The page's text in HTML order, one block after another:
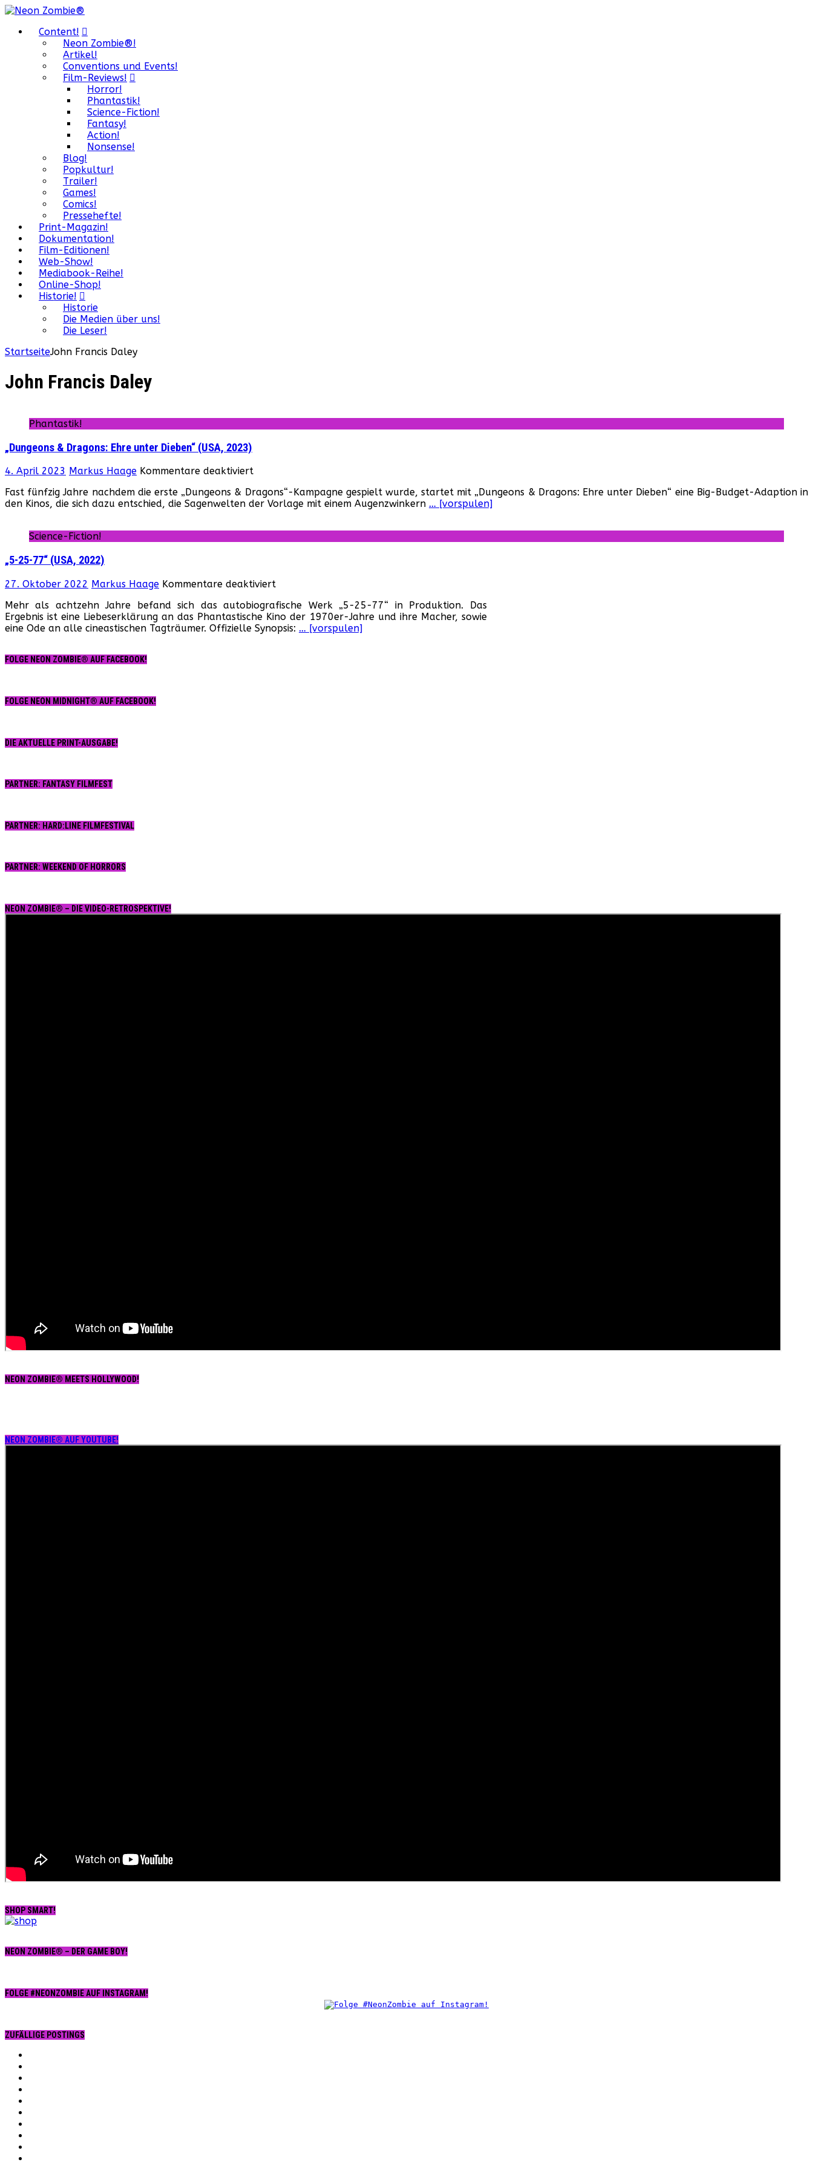
Content!
Neon Zombie®!
Artikel!
Conventions und Events!
Film-Reviews!
Horror!
Phantastik!
Science-Fiction!
Fantasy!
Action!
Nonsense!
Blog!
Popkultur!
Trailer!
Games!
Comics!
Pressehefte!
Print-Magazin!
Dokumentation!
Film-Editionen!
Web-Show!
Mediabook-Reihe!
Online-Shop!
Historie!
Historie
Die Medien über uns!
Die Leser!
StartseiteJohn Francis Daley
John Francis Daley
Phantastik!
„Dungeons & Dragons: Ehre unter Dieben“ (USA, 2023)
4. April 2023 Markus Haage Kommentare deaktiviertfür
&
Dragons:
unter
Dieben“
Fast fünfzig Jahre nachdem die erste „Dungeons & Dragons“-Kampagne gespielt wurde, startet mit „Dungeons & Dragons: Ehre unter Dieben“ eine Big-Budget-Adaption in
den Kinos, die sich dazu entschied, die Sagenwelten der Vorlage mit einem Augenzwinkern … [vorspulen]
Science-Fiction!
„5-25-77“ (USA, 2022)
27. Oktober 2022 Markus Haage Kommentare deaktiviert
25-
77“
(USA,
Mehr als achtzehn Jahre befand sich das autobiografische Werk „5-25-77“ in Produktion. Das
Ergebnis ist eine Liebeserklärung an das Phantastische Kino der 1970er-Jahre und ihre Macher, sowie
eine Ode an alle cineastischen Tagträumer. Offizielle Synopsis: … [vorspulen]
FOLGE NEON ZOMBIE® AUF FACEBOOK!
FOLGE NEON MIDNIGHT® AUF FACEBOOK!
DIE AKTUELLE PRINT-AUSGABE!
PARTNER: FANTASY FILMFEST
PARTNER: HARD:LINE FILMFESTIVAL
PARTNER: WEEKEND OF HORRORS
NEON ZOMBIE® – DIE VIDEO-RETROSPEKTIVE!
NEON ZOMBIE® MEETS HOLLYWOOD!
NEON ZOMBIE® AUF YOUTUBE!
SHOP SMART!
NEON ZOMBIE® – DER GAME BOY!
FOLGE #NEONZOMBIE AUF INSTAGRAM!
ZUFÄLLIGE POSTINGS